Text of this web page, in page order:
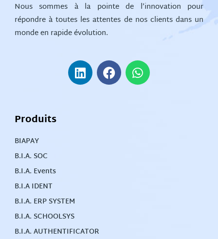
Nous sommes à la pointe de l’innovation pour
répondre à toutes les attentes de nos clients dans un
monde en rapide évolution.
Produits
BIAPAY
B.I.A. SOC
B.I.A. Events
B.I.A IDENT
B.I.A. ERP SYSTEM
B.I.A. SCHOOLSYS
B.I.A. AUTHENTIFICATOR